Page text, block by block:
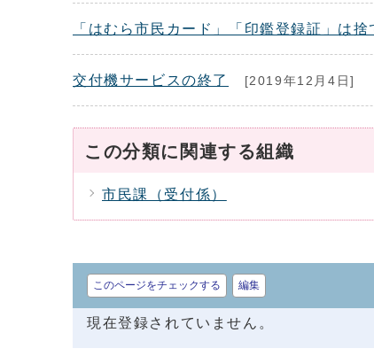
「はむら市民カード」「印鑑登録証」は捨
交付機サービスの終了 [2019年12月4日]
この分類に関連する組織
市民課（受付係）
このページをチェックする 編集
現在登録されていません。